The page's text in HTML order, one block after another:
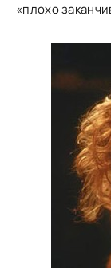
«плохо